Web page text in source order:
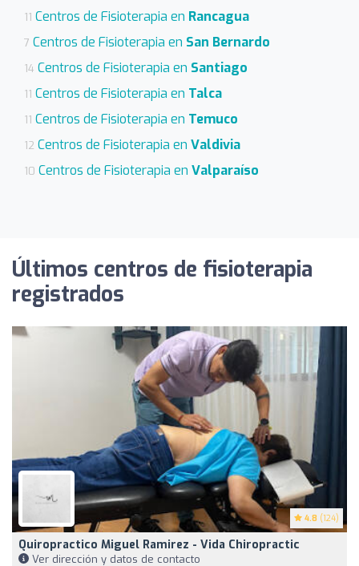
11 Centros de Fisioterapia en Rancagua
7 Centros de Fisioterapia en San Bernardo
14 Centros de Fisioterapia en Santiago
11 Centros de Fisioterapia en Talca
11 Centros de Fisioterapia en Temuco
12 Centros de Fisioterapia en Valdivia
10 Centros de Fisioterapia en Valparaíso
Últimos centros de fisioterapia
registrados
4.8 (124)
Quiropractico Miguel Ramirez - Vida Chiropractic
Ver dirección y datos de contacto